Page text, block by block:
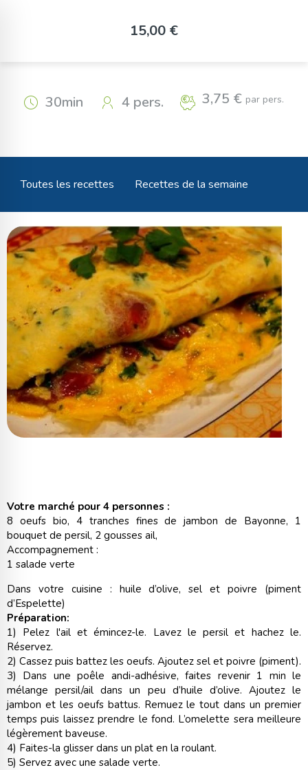
Omelette au jambon de
30min 4 pers. 3,75 € par pers.
Toutes les recettes Recettes de la semaine
15,00 €
Votre marché pour 4 personnes :
8 oeufs bio, 4 tranches fines de jambon de Bayonne, 1
bouquet de persil, 2 gousses ail,
Accompagnement :
1 salade verte
Dans votre cuisine : huile d’olive, sel et poivre (piment
d’Espelette)
Préparation:
1) Pelez l'ail et émincez-le. Lavez le persil et hachez le.
Réservez.
2) Cassez puis battez les oeufs. Ajoutez sel et poivre (piment).
3) Dans une poêle andi-adhésive, faites revenir 1 min le
mélange persil/ail dans un peu d’huile d’olive. Ajoutez le
jambon et les oeufs battus. Remuez le tout dans un premier
temps puis laissez prendre le fond. L’omelette sera meilleure
légèrement baveuse.
4) Faites-la glisser dans un plat en la roulant.
5) Servez avec une salade verte.